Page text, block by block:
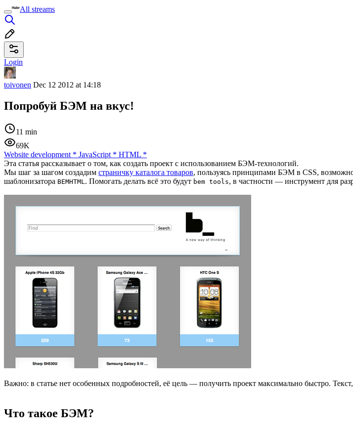
All streams
Login
toivonen Dec 12 2012 at 14:18
Попробуй БЭМ на вкус!
11 min
69K
Website development * JavaScript * HTML *
Эта статья рассказывает о том, как создать проект с использованием БЭМ-технологий.
Мы шаг за шагом создадим страничку каталога товаров, пользуясь принципами БЭМ в CSS,
шаблонизатора BEMHTML . Помогать делать всё это будут bem tools, в частности — инструмент для
Важно: в статье нет особенных подробностей, её цель — получить проект максимально быстро.
Что такое БЭМ?